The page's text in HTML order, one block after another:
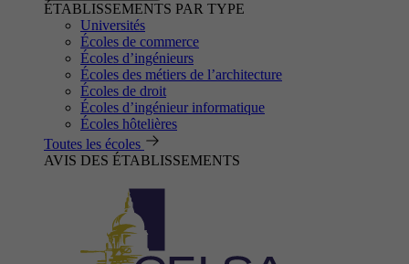
ÉTABLISSEMENTS PAR TYPE
Universités
Écoles de commerce
Écoles d’ingénieurs
Écoles des métiers de l’architecture
Écoles de droit
Écoles d’ingénieur informatique
Écoles hôtelières
Toutes les écoles
AVIS DES ÉTABLISSEMENTS